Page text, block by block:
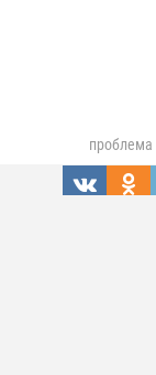
проблема